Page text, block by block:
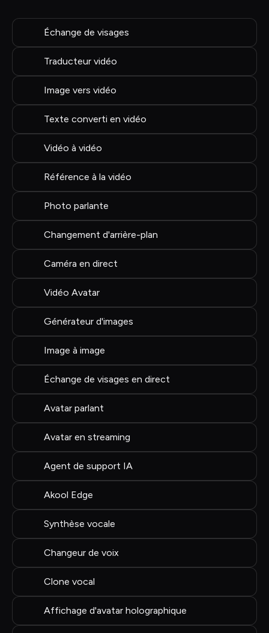
Échange de visages
Traducteur vidéo
Image vers vidéo
Texte converti en vidéo
Vidéo à vidéo
Référence à la vidéo
Photo parlante
Changement d'arrière-plan
Caméra en direct
Vidéo Avatar
Générateur d'images
Image à image
Échange de visages en direct
Avatar parlant
Avatar en streaming
Agent de support IA
Akool Edge
Synthèse vocale
Changeur de voix
Clone vocal
Affichage d'avatar holographique